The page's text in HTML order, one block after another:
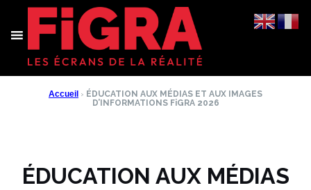
contenu
Accueil › ÉDUCATION AUX MÉDIAS ET AUX IMAGES
D’INFORMATIONS FiGRA 2026
ÉDUCATION AUX MÉDIAS